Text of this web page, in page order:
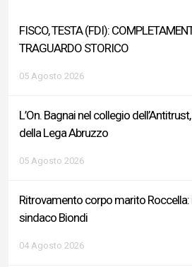
FISCO, TESTA (FDI):
TRAGUARDO STORICO
05 Agosto 2026
L’On. Bagnai nel collegio
della Lega Abruzzo
05 Agosto 2026
Ritrovamento corpo marito
sindaco Biondi
04 Agosto 2026